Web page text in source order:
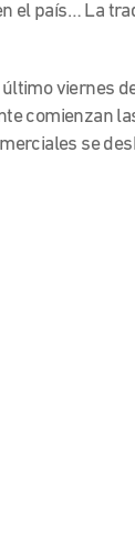
el país… La
viernes
comienzan
se